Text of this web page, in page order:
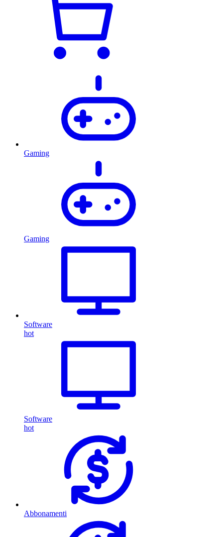
Gaming
Gaming
Software
hot
Software
hot
Abbonamenti